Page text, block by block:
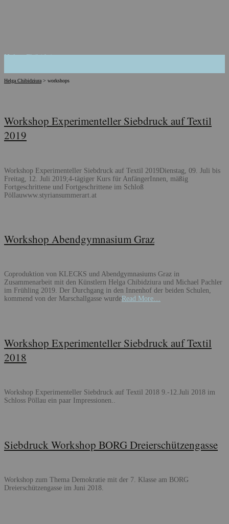
Helga Chibidziura
Helga Chibidziura > workshops
Workshop Experimenteller Siebdruck auf Textil
2019
Workshop Experimenteller Siebdruck auf Textil 2019Dienstag, 09. Juli bis
Freitag, 12. Juli 2019;4-tägiger Kurs für AnfängerInnen, mäßig
Fortgeschrittene und Fortgeschrittene im Schloß
Pöllauwww.styriansummerart.at
Workshop Abendgymnasium Graz
Coproduktion von KLECKS und Abendgymnasiums Graz in
Zusammenarbeit mit den Künstlern Helga Chibidziura und Michael Pachler
im Frühling 2019. Der Durchgang in den Innenhof der beiden Schulen,
kommend von der Marschallgasse wurde Read More…
Workshop Experimenteller Siebdruck auf Textil
2018
Workshop Experimenteller Siebdruck auf Textil 2018 9.-12.Juli 2018 im
Schloss Pöllau ein paar Impressionen..
Siebdruck Workshop BORG Dreierschützengasse
Workshop zum Thema Demokratie mit der 7. Klasse am BORG
Dreierschützengasse im Juni 2018.